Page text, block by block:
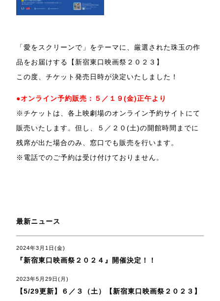
「愛をスクリーンで」をテーマに、厳選された珠玉の作
品をお届けする【新宿東口映画祭２０２３】
この度、チケット発売日時が決定いたしました！
●オンライン予約販売：５／１９(金)正午より
※チケットは、各上映劇場のオンライン予約サイトにて
販売いたします。但し、５／２０(土)の開館時間までに
残席が出た場合のみ、窓口でも販売を行います。
※電話でのご予約は受け付けておりません。
最新ニュース
2024年3月1日(金)
『新宿東口映画祭２０２４』開催決定！！
2023年5月29日(月)
【5/29更新】６／３（土）【新宿東口映画祭２０２３】